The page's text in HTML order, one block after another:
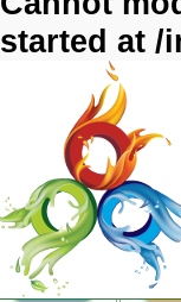
started at /